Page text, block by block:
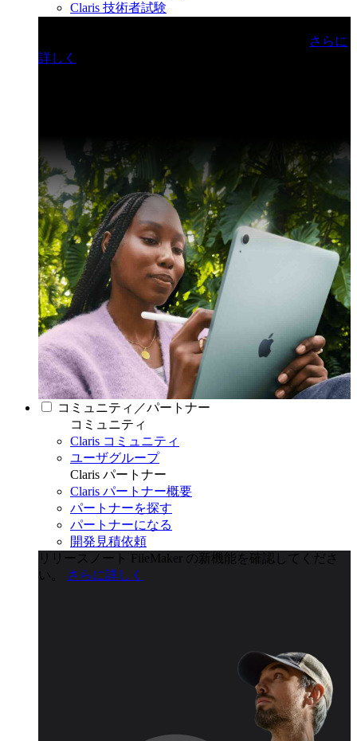
Claris 技術者試験
さらに
詳しく
コミュニティ／パートナー
コミュニティ
Claris コミュニティ
ユーザグループ
Claris パートナー
Claris パートナー概要
パートナーを探す
パートナーになる
開発見積依頼
リリースノート
FileMaker の新機能を確認してくださ
い。
さらに詳しく